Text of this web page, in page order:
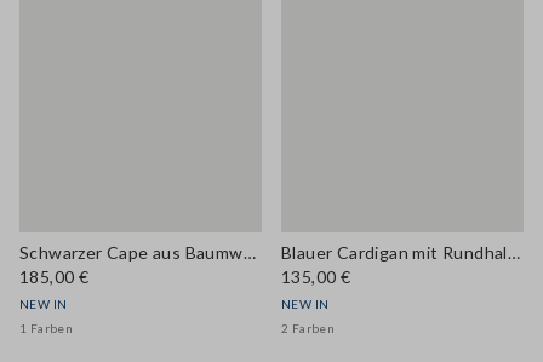
Schwarzer Cape aus Baumwollmix mit verdecktem Reissverschluss, Oversize-Fit
185,00 €
NEW IN
1 Farben
Blauer Cardigan mit Rundhalsausschnitt aus Woll- und Kaschmirmix, Regular Fit
135,00 €
NEW IN
2 Farben